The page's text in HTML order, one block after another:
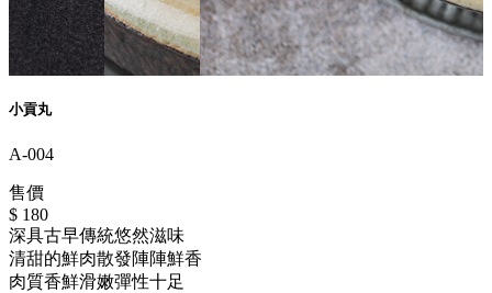
小貢丸
A-004
售價
$ 180
深具古早傳統悠然滋味
清甜的鮮肉散發陣陣鮮香
肉質香鮮滑嫩彈性十足